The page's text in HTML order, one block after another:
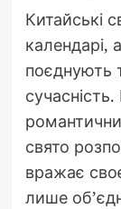
Китайські
календарі,
поєднують
свято
вражає
лише